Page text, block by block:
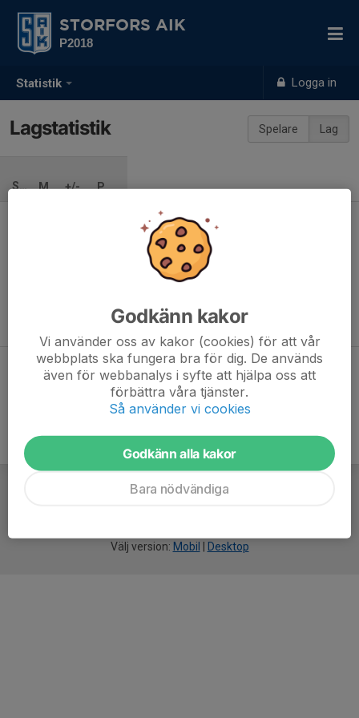
Statistik Logga in
STORFORS AIK
P2018
Spelare Lag
Lagstatistik
SÄSONG M +/- P
Ingen säsong inlagd
Välj version: Mobil Desktop
Godkänn kakor
Vi använder oss av kakor (cookies) för att vår
webbplats ska fungera bra för dig. De används
även för webbanalys i syfte att hjälpa oss att
förbättra våra tjänster.
Så använder vi cookies
Godkänn alla kakor
Bara nödvändiga